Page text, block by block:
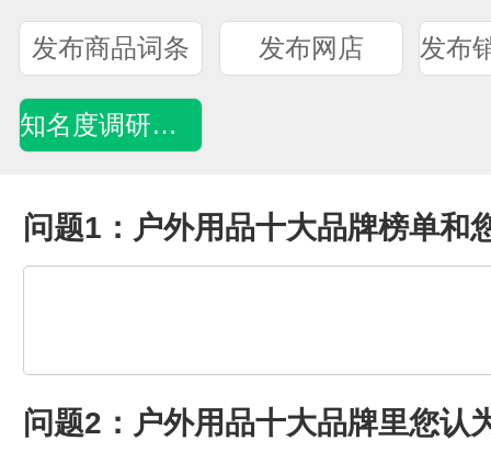
发布商品词条 发布网店
知名度调研问卷
问题1：户外用品十大品牌榜单和
问题2：户外用品十大品牌里您认